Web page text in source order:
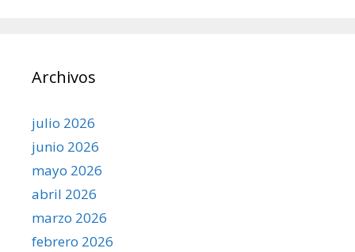
Archivos
julio 2026
junio 2026
mayo 2026
abril 2026
marzo 2026
febrero 2026